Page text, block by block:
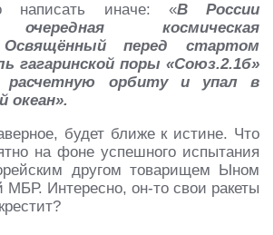
написать иначе: «В России
космическая
перед стартом
гагаринской поры «Союз.2.1б»
орбиту и упал в
океан».
будет ближе к истине. Что
на фоне успешного испытания
другом товарищем Ыном
МБР. Интересно, он-то свои ракеты